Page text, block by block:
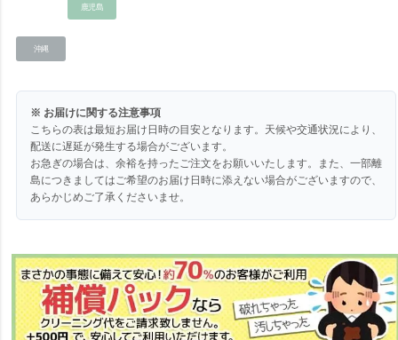
鹿児島
沖縄
※ お届けに関する注意事項
こちらの表は最短お届け日時の目安となります。天候や交通状況により、
配送に遅延が発生する場合がございます。
お急ぎの場合は、余裕を持ったご注文をお願いいたします。また、一部離
島につきましてはご希望のお届け日時に添えない場合がございますので、
あらかじめご了承くださいませ。